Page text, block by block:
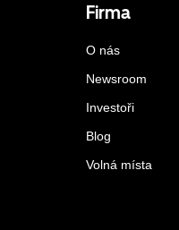
Firma
O nás
Newsroom
Investoři
Blog
Volná místa